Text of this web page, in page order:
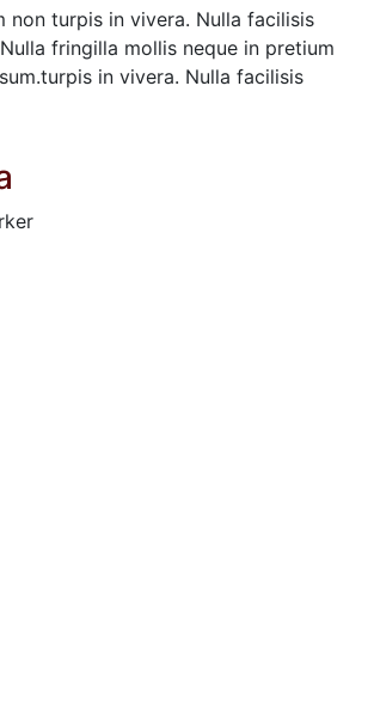
non turpis in vivera. Nulla facilisis
fringilla mollis neque in pretium
in vivera. Nulla facilisis